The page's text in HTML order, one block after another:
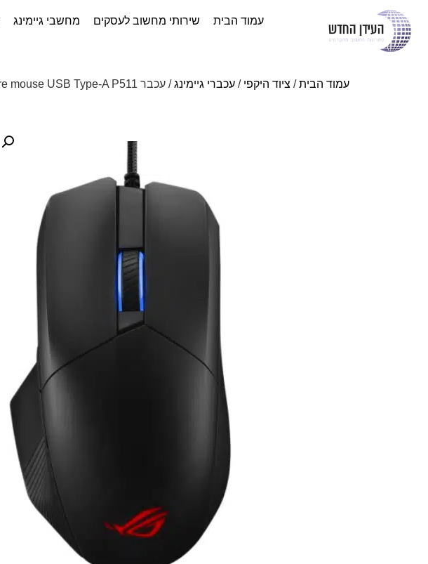
עמוד הבית שירותי מחשוב לעסקים מחשבי גיימינג
עמוד הבית/ ציוד היקפי / עכברי גיימינג/ עכבר ASUS ROG Chakram Core mouse USB Type-A P511